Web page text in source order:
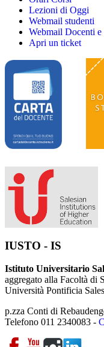
Lezioni di Oggi
Webmail studenti
Webmail Docenti e
Apri un ticket
IUSTO - IS
Istituto Universitario
aggregato alla Facoltà di
Università Pontificia
p.zza Conti di
Telefono 011 2340083 -